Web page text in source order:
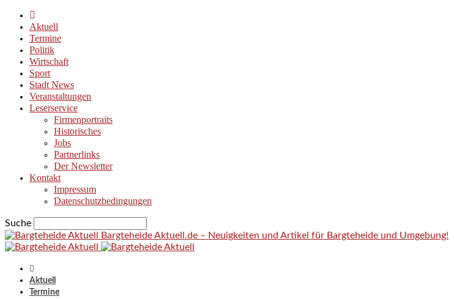
Aktuell
Termine
Politik
Wirtschaft
Sport
Stadt News
Veranstaltungen
Leserservice
Firmenportraits
Historisches
Jobs
Partnerlinks
Der Newsletter
Kontakt
Impressum
Datenschutzbedingungen
Suche
Bargteheide Aktuell.de – Neuigkeiten und Artikel für Bargteheide und Umgebung!
Aktuell
Termine